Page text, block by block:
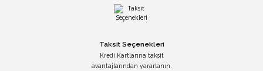
Taksit Seçenekleri
Kredi Kartlarına taksit
avantajlarından yararlanın.